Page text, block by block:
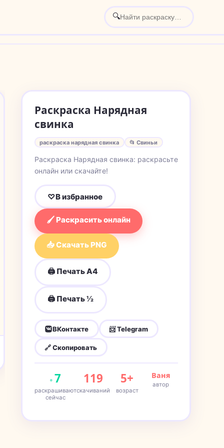
🔍
Раскраска Нарядная
свинка
раскраска нарядная свинка 📂 Свиньи
Раскраска Нарядная свинка: раскрасьте
онлайн или скачайте!
♡В избранное
🖌 Раскрасить онлайн
📥 Скачать PNG
🖨 Печать A4
🖨 Печать ½
ВКонтакте 📨 Telegram
🔗 Скопировать
7
раскрашивают
сейчас
119
скачиваний
5+
возраст
Ваня
автор